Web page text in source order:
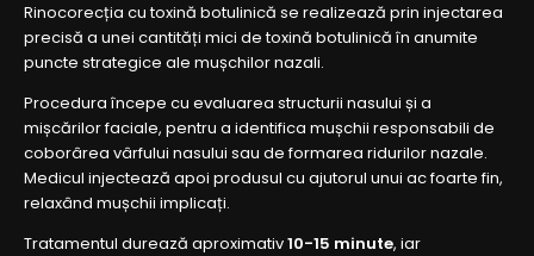
Rinocorecția cu toxină botulinică se realizează prin injectarea
precisă a unei cantități mici de toxină botulinică în anumite
puncte strategice ale mușchilor nazali.
Procedura începe cu evaluarea structurii nasului și a
mișcărilor faciale, pentru a identifica mușchii responsabili de
coborârea vârfului nasului sau de formarea ridurilor nazale.
Medicul injectează apoi produsul cu ajutorul unui ac foarte fin,
relaxând mușchii implicați.
Tratamentul durează aproximativ10-15 minute, iar